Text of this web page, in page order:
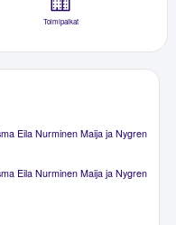
Toimipaikat
Eila Nurminen Maija ja Nygren
Eila Nurminen Maija ja Nygren